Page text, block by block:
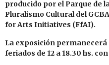
producido por el Parque de
Pluralismo Cultural del
for Arts Initiatives (FfAI).
La exposición permanecerá
feriados de 12 a 18.30 hs.